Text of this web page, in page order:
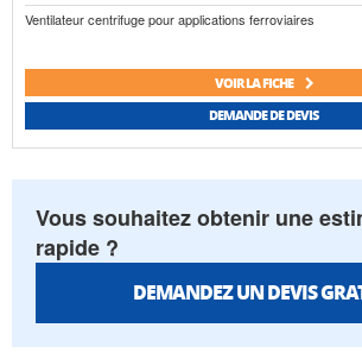
Ventilateur centrifuge pour applications ferroviaires
VOIR LA FICHE
DEMANDE DE DEVIS
Vous souhaitez obtenir une
rapide ?
DEMANDEZ UN DEVIS